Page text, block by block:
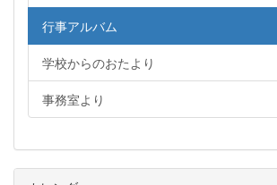
行事アルバム
学校からのおたより
事務室より